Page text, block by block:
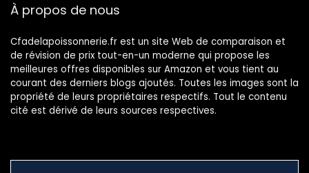
À propos de nous
Cfadelapoissonnerie.fr est un site Web de comparaison et
de révision de prix tout-en-un moderne qui propose les
meilleures offres disponibles sur Amazon et vous tient au
courant des derniers blogs ajoutés. Toutes les images sont la
propriété de leurs propriétaires respectifs. Tout le contenu
cité est dérivé de leurs sources respectives.